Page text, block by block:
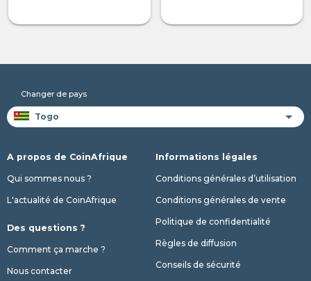
Changer de pays
A propos de CoinAfrique
Qui sommes nous ?
L'actualité de CoinAfrique
Des questions ?
Comment ça marche ?
Nous contacter
Informations légales
Conditions générales d’utilisation
Conditions générales de vente
Politique de confidentialité
Règles de diffusion
Conseils de sécurité